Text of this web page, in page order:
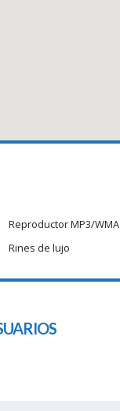
Reproductor MP3/WMA
Rines de lujo